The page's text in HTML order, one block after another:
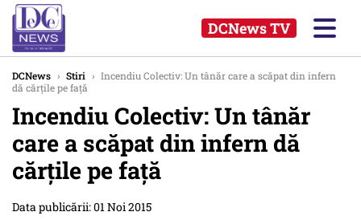
DCNews TV
DCNews › Stiri › Incendiu Colectiv: Un tânăr care a scăpat din infern
dă cărțile pe față
Incendiu Colectiv: Un tânăr
care a scăpat din infern dă
cărțile pe față
Data publicării: 01 Noi 2015